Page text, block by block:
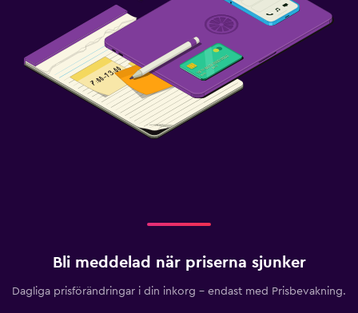
Bli meddelad när priserna sjunker
Dagliga prisförändringar i din inkorg – endast med Prisbevakning.